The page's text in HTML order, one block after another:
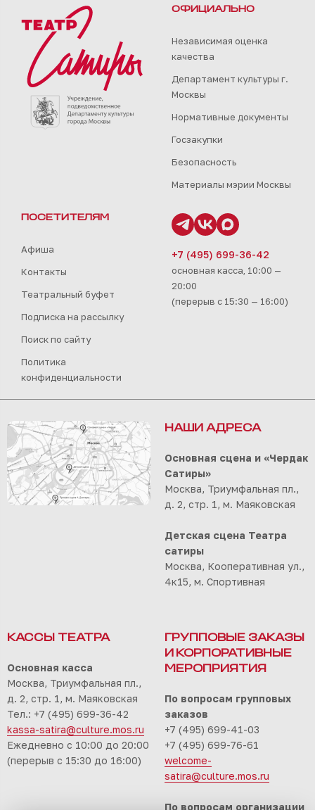
ОФИЦИАЛЬНО
Независимая оценка
качества
Департамент культуры г.
Москвы
Нормативные документы
Госзакупки
Безопасность
Материалы мэрии Москвы
ПОСЕТИТЕЛЯМ
Афиша
Контакты
Театральный буфет
Подписка на рассылку
Поиск по сайту
Политика
конфиденциальности
+7 (495) 699-36-42
основная касса, 10:00 —
20:00
(перерыв с 15:30 — 16:00)
НАШИ АДРЕСА
Основная сцена и «Чердак
Сатиры»
Москва, Триумфальная пл.,
д. 2, стр. 1, м. Маяковская
Детская сцена Театра
сатиры
Москва, Кооперативная ул.,
4к15, м. Спортивная
КАССЫ ТЕАТРА
Основная касса
Москва, Триумфальная пл.,
д. 2, стр. 1, м. Маяковская
Тел.: +7 (495) 699-36-42
kassa-satira@culture.mos.ru
Ежедневно с 10:00 до 20:00
(перерыв с 15:30 до 16:00)
ГРУППОВЫЕ ЗАКАЗЫ
И КОРПОРАТИВНЫЕ
МЕРОПРИЯТИЯ
По вопросам групповых
заказов
+7 (495) 699-41-03
+7 (495) 699-76-61
welcome-
satira@culture.mos.ru
По вопросам организации